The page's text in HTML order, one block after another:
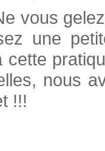
vous
une
cette
nous
!!!